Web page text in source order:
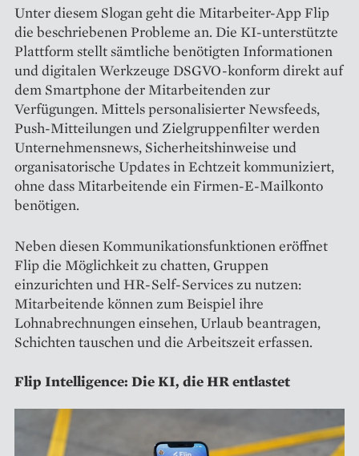
Unter diesem Slogan geht die Mitarbeiter-App Flip
die beschriebenen Probleme an. Die KI-unterstützte
Plattform stellt sämtliche benötigten Informationen
und digitalen Werkzeuge DSGVO-konform direkt auf
dem Smartphone der Mitarbeitenden zur
Verfügungen. Mittels personalisierter Newsfeeds,
Push-Mitteilungen und Zielgruppenfilter werden
Unternehmensnews, Sicherheitshinweise und
organisatorische Updates in Echtzeit kommuniziert,
ohne dass Mitarbeitende ein Firmen-E-Mailkonto
benötigen.
Neben diesen Kommunikationsfunktionen eröffnet
Flip die Möglichkeit zu chatten, Gruppen
einzurichten und HR-Self-Services zu nutzen:
Mitarbeitende können zum Beispiel ihre
Lohnabrechnungen einsehen, Urlaub beantragen,
Schichten tauschen und die Arbeitszeit erfassen.
Flip Intelligence: Die KI, die HR entlastet